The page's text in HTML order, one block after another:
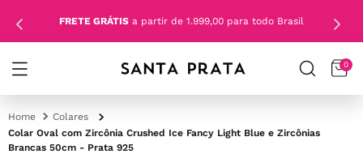
FRETE GRÁTIS a partir de 1.999,00 para todo Brasil
0
Colares
Colar Oval com Zircônia Crushed Ice Fancy Light Blue e Zircônias
Brancas 50cm - Prata 925